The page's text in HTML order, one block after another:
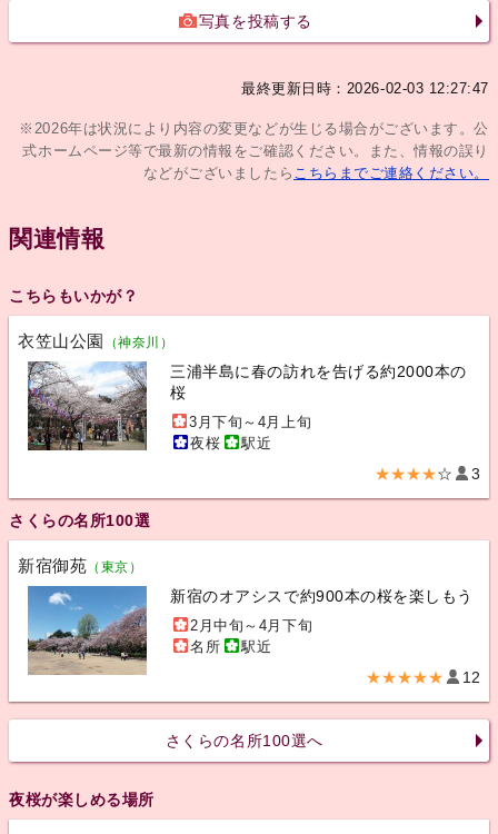
写真を投稿する
最終更新日時：2026-02-03 12:27:47
※2026年は状況により内容の変更などが生じる場合がございます。公
式ホームページ等で最新の情報をご確認ください。また、情報の誤り
などがございましたら こちらまでご連絡ください。
関連情報
こちらもいかが？
衣笠山公園 （神奈川）
三浦半島に春の訪れを告げる約2000本の
桜
3月下旬～4月上旬
夜桜
駅近
★★★★☆ 3
さくらの名所100選
新宿御苑 （東京）
新宿のオアシスで約900本の桜を楽しもう
2月中旬～4月下旬
名所
駅近
★★★★★ 12
さくらの名所100選へ
夜桜が楽しめる場所